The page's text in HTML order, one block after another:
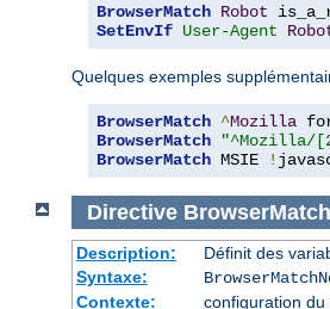
BrowserMatch Robot
SetEnvIf User-Agent
Quelques exemples
BrowserMatch ^Mozilla
BrowserMatch
"^Mozilla/
BrowserMatch MSIE !
Directive
Description:
Définit des
Syntaxe:
Contexte:
configuration